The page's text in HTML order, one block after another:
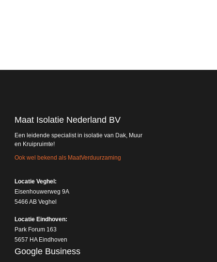
Maat Isolatie Nederland BV
Een leidende specialist in isolatie van Dak, Muur
en Kruipruimte!
Ook wel bekend als MaatVerduurzaming
Locatie Veghel:
Eisenhouwerweg 9A
5466 AB Veghel
Locatie Eindhoven:
Park Forum 163
5657 HA Eindhoven
Google Business